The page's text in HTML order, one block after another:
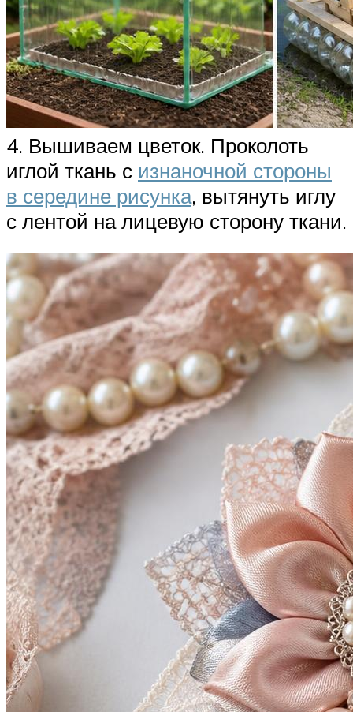
4. Вышиваем цветок. Проколоть
иглой ткань с изнаночной стороны
в середине рисунка, вытянуть иглу
с лентой на лицевую сторону ткани.